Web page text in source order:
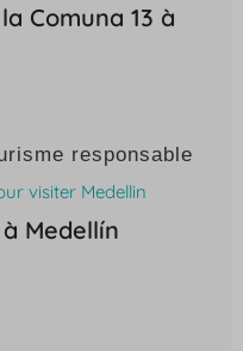
Comuna 13 à
responsable
Medellín